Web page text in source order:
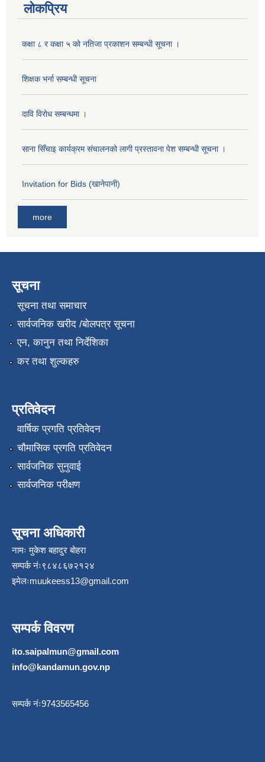
लोकप्रिय
कक्षा ८ र कक्षा ५ को नतिजा प्रकाशन सम्बन्धी सूचना ।
शिक्षक भर्ना सम्बन्धी सूचना
दावि विरोध सम्बन्धमा ।
साना सिँचाइ कार्यक्रम संचालनको लागी प्रस्तावना पेश सम्बन्धी सूचना ।
Invitation for Bids (खानेपानी)
more
सूचना
सूचना तथा समाचार
सार्वजनिक खरीद /बोलपत्र सूचना
एन, कानुन तथा निर्देशिका
कर तथा शुल्कहरु
प्रतिवेदन
वार्षिक प्रगति प्रतिवेदन
चौमासिक प्रगति प्रतिवेदन
सार्वजनिक सुनुवाई
सार्वजनिक परीक्षण
सूचना अधिकारी
नामः मुकेश बहादुर बोहरा
सम्पर्क नंः९८४८६७२१२४
इमेलःmuukeess13@gmail.com
सम्पर्क विवरण
ito.saipalmun@gmail.com
info@kandamun.gov.np
सम्पर्क नंः9743565456